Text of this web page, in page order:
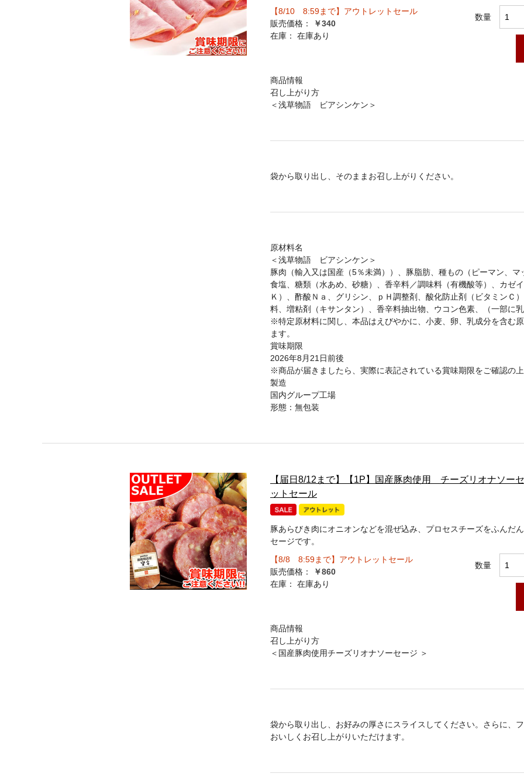
【8/10 8:59まで】アウトレットセール
販売価格：
￥340
在庫：
在庫あり
数量
商品情報
召し上がり方
＜浅草物語 ビアシンケン＞
袋から取り出し、そのままお召し上がりください。
原材料名
＜浅草物語 ビアシンケン＞
豚肉（輸入又は国産（5％未満））、豚脂肪、種もの（ピーマン、マ
食塩、糖類（水あめ、砂糖）、香辛料／調味料（有機酸等）、カゼ
Ｋ）、酢酸Ｎａ、グリシン、ｐＨ調整剤、酸化防止剤（ビタミンＣ
料、増粘剤（キサンタン）、香辛料抽出物、ウコン色素、（一部に乳
※特定原材料に関し、本品はえびやかに、小麦、卵、乳成分を含む
ます。
賞味期限
2026年8月21日前後
※商品が届きましたら、実際に表記されている賞味期限をご確認の上
製造
国内グループ工場
形態：無包装
【届日8/12まで】【1P】国産豚肉使用 チーズリオナソー
ットセール
豚あらびき肉にオニオンなどを混ぜ込み、プロセスチーズをふんだ
セージです。
【8/8 8:59まで】アウトレットセール
販売価格：
￥860
在庫：
在庫あり
数量
商品情報
召し上がり方
＜国産豚肉使用チーズリオナソーセージ ＞
袋から取り出し、お好みの厚さにスライスしてください。さらに、
おいしくお召し上がりいただけます。